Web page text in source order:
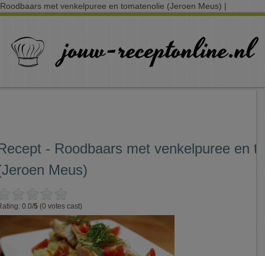
Roodbaars met venkelpuree en tomatenolie (Jeroen Meus) |
- Roodbaars met venkelpuree en
Meus)
0.0/5 (0 votes cast)